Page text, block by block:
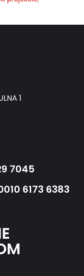
1
7045
6173 6383